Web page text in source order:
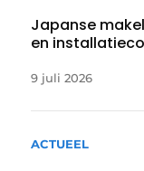
Japanse
en
9 juli 2026
ACTUEEL